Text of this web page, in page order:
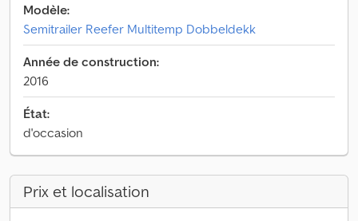
Modèle:
Semitrailer Reefer Multitemp Dobbeldekk
Année de construction:
2016
État:
d'occasion
Prix et localisation